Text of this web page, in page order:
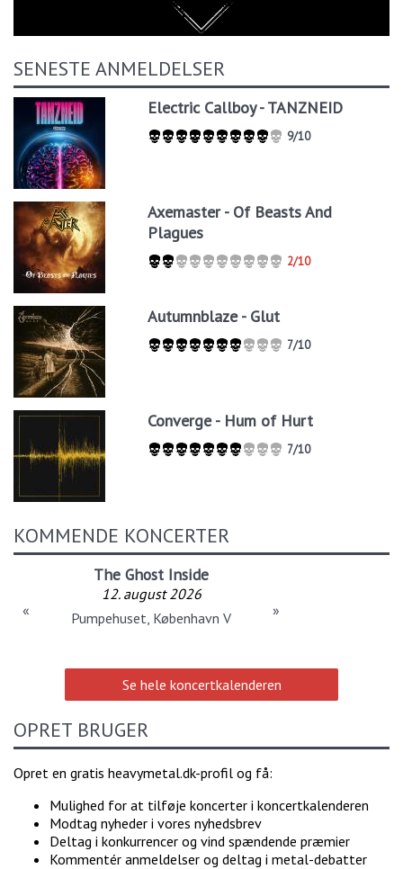
SENESTE ANMELDELSER
Electric Callboy - TANZNEID
9/10
Axemaster - Of Beasts And
Plagues
2/10
Autumnblaze - Glut
7/10
Converge - Hum of Hurt
7/10
KOMMENDE KONCERTER
The Ghost Inside
12. august 2026
Pumpehuset, København V
« »
Se hele koncertkalenderen
OPRET BRUGER
Opret en gratis heavymetal.dk-profil og få:
Mulighed for at tilføje koncerter i koncertkalenderen
Modtag nyheder i vores nyhedsbrev
Deltag i konkurrencer og vind spændende præmier
Kommentér anmeldelser og deltag i metal-debatter